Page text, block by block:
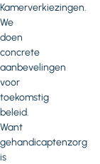
Kamerverkiezingen.
We
doen
concrete
aanbevelingen
voor
toekomstig
beleid.
Want
gehandicaptenzorg
is